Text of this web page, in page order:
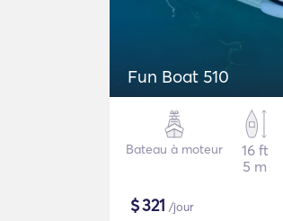
Fun Boat 510
Bateau à moteur
16 ft
5 m
$321 /jour